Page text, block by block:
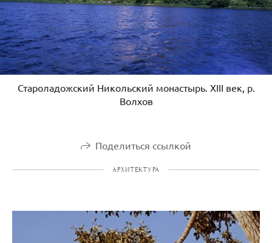
Староладожский Никольский монастырь. XIII век, р.
Волхов
Поделиться ссылкой
АРХИТЕКТУРА